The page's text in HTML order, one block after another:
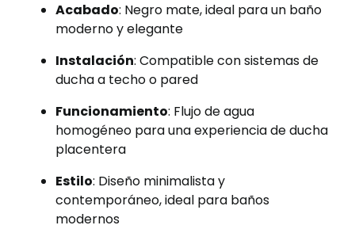
Acabado: Negro mate, ideal para un baño
moderno y elegante
Instalación: Compatible con sistemas de
ducha a techo o pared
Funcionamiento: Flujo de agua
homogéneo para una experiencia de ducha
placentera
Estilo: Diseño minimalista y
contemporáneo, ideal para baños
modernos